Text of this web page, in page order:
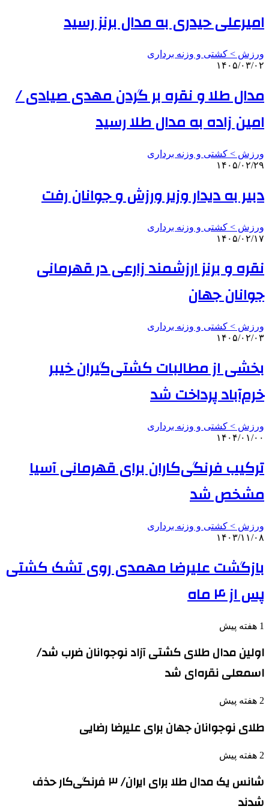
امیرعلی حیدری به مدال برنز رسید
ورزش > کشتی و وزنه برداری
۱۴۰۵/۰۳/۰۲
مدال طلا و نقره بر گردن مهدی صیادی /
امین زاده به مدال طلا رسید
ورزش > کشتی و وزنه برداری
۱۴۰۵/۰۲/۲۹
دبیر به دیدار وزیر ورزش و جوانان رفت
ورزش > کشتی و وزنه برداری
۱۴۰۵/۰۲/۱۷
نقره و برنز ارزشمند زارعی در قهرمانی
جوانان جهان
ورزش > کشتی و وزنه برداری
۱۴۰۵/۰۲/۰۳
بخشی از مطالبات کشتی‌گیران خیبر
خرم‌آباد پرداخت شد
ورزش > کشتی و وزنه برداری
۱۴۰۴/۰۱/۰۰
ترکیب فرنگی‌کاران برای قهرمانی آسیا
مشخص شد
ورزش > کشتی و وزنه برداری
۱۴۰۳/۱۱/۰۸
بازگشت علیرضا مهمدی روی تشک کشتی
پس از ۴ ماه
1 هفته پیش
اولین مدال طلای کشتی آزاد نوجوانان ضرب شد/
اسمعلی نقره‌ای شد
2 هفته پیش
طلای نوجوانان جهان برای علیرضا رضایی
2 هفته پیش
شانس یک مدال طلا برای ایران/ ۳ فرنگی‌کار حذف
شدند